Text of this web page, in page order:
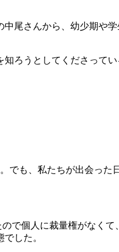
尾さんから、幼少期や
ろうとしてくださってい
も、私たちが出会っ
で個人に裁量権がなく
した。